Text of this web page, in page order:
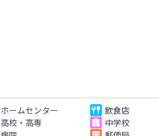
ホームセンター
飲食店
高校・高専
中学校